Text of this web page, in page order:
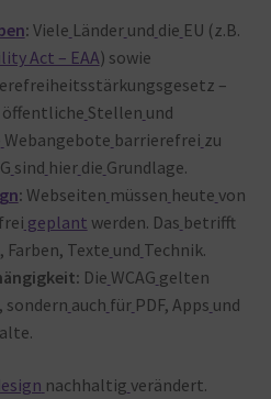
: Viele Länder und die EU (z.B.
Act – EAA) sowie
–
öffentliche Stellen und
Webangebote barrierefrei zu
sind hier die Grundlage.
: Webseiten müssen heute von
geplant werden. Das betrifft
Texte und Technik.
Die WCAG gelten
sondern auch für PDF, Apps und
.
nachhaltig verändert.